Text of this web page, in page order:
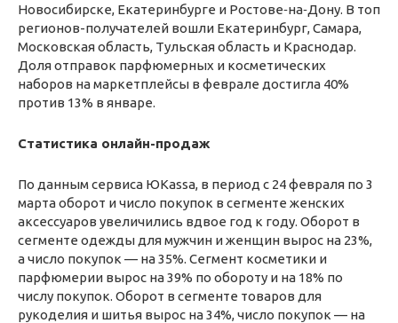
Новосибирске, Екатеринбурге и Ростове‑на‑Дону. В топ
регионов-получателей вошли Екатеринбург, Самара,
Московская область, Тульская область и Краснодар.
Доля отправок парфюмерных и косметических
наборов на маркетплейсы в феврале достигла 40%
против 13% в январе.
Статистика онлайн-продаж
По данным сервиса ЮKassa, в период с 24 февраля по 3
марта оборот и число покупок в сегменте женских
аксессуаров увеличились вдвое год к году. Оборот в
сегменте одежды для мужчин и женщин вырос на 23%,
а число покупок — на 35%. Сегмент косметики и
парфюмерии вырос на 39% по обороту и на 18% по
числу покупок. Оборот в сегменте товаров для
рукоделия и шитья вырос на 34%, число покупок — на